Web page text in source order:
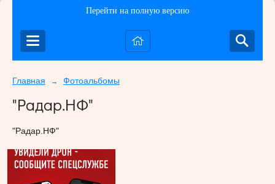
Перейти на полную версию
Главная → Фотоальбомы
"Радар.НФ"
"Радар.НФ"